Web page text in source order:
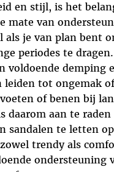
en stijl, is het
mate van
als je van plan bent
periodes te
voldoende demping
tot ongemak
of benen bij
daarom aan te
sandalen te letten op
trendy als
ondersteuning